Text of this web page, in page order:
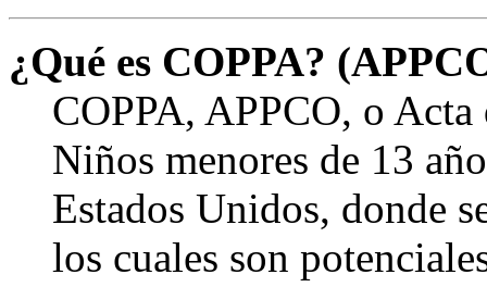
¿Qué es COPPA?
COPPA, APPCO, o
Niños menores de 13
Estados Unidos, donde
los cuales son